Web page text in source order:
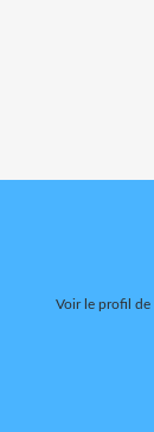
Voir le profil de